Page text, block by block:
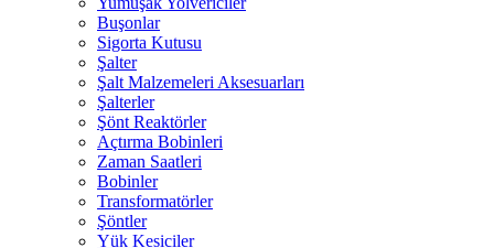
Buşonlar
Sigorta Kutusu
Şalter
Şalt Malzemeleri Aksesuarları
Şalterler
Şönt Reaktörler
Açtırma Bobinleri
Zaman Saatleri
Bobinler
Transformatörler
Şöntler
Yük Kesiciler